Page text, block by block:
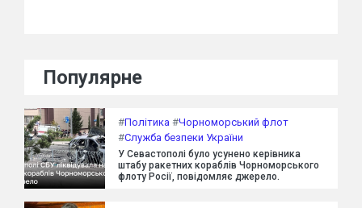
Популярне
#Політика #Чорноморський флот
#Служба безпеки України
У Севастополі було усунено керівника
штабу ракетних кораблів Чорноморського
флоту Росії, повідомляє джерело.